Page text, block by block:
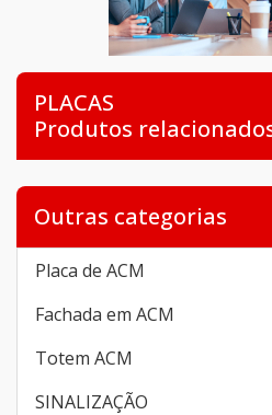
PLACAS
Produtos
Outras categorias
Placa de ACM
Fachada em ACM
Totem ACM
SINALIZAÇÃO